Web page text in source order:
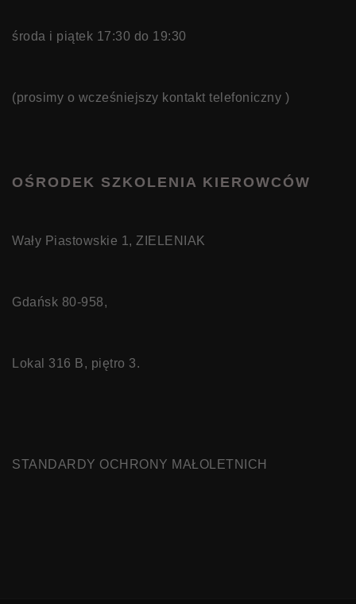
środa i piątek 17:30 do 19:30
(prosimy o wcześniejszy kontakt telefoniczny )
OŚRODEK SZKOLENIA KIEROWCÓW
Wały Piastowskie 1, ZIELENIAK
Gdańsk 80-958,
Lokal 316 B, piętro 3.
STANDARDY OCHRONY MAŁOLETNICH